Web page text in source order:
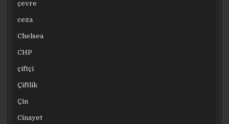
çevre
ceza
Chelsea
CHP
çiftçi
Çiftlik
Çin
Cinayet